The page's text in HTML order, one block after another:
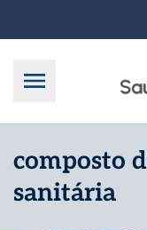
composto
sanitária